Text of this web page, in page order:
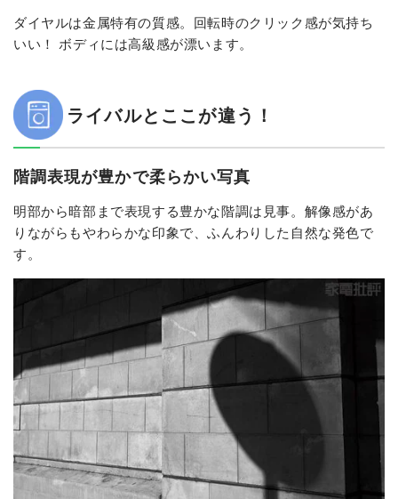
ダイヤルは金属特有の質感。回転時のクリック感が気持ち
いい！ ボディには高級感が漂います。
ライバルとここが違う！
階調表現が豊かで柔らかい写真
明部から暗部まで表現する豊かな階調は見事。解像感があ
りながらもやわらかな印象で、ふんわりした自然な発色で
す。